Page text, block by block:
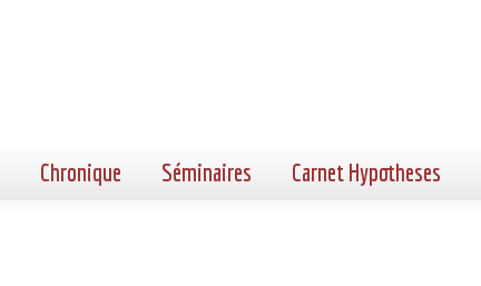
Chronique Séminaires Carnet Hypotheses